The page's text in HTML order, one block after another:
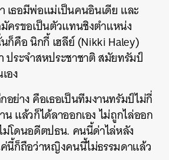
เธอมีพ่อแม่เป็นคนอินเดีย และ
ครขอเป็นตัวแทนชิงตำแหน่ง
ก็คือ นิกกี้ เฮลีย์ (Nikki Haley)
ประจำสหประชาชาติ สมัยทรัมป์
อง
อย่าง คือเธอเป็นทีมงานทรัมป์ไม่กี่
แล้วก็ได้ลาออกเอง ไม่ถูกไล่ออก
โดนอดีตปธน. คนนี้ด่าไล่หลัง
นี้ก็ถือว่าหญิงคนนี้ไม่ธรรมดาแล้ว